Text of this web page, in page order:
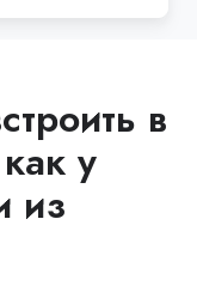
в
у
из